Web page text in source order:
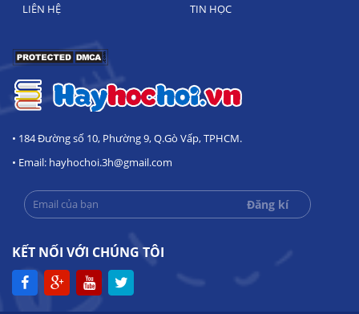
LIÊN HỆ TIN HỌC
• 184 Đường số 10, Phường 9, Q.Gò Vấp, TPHCM.
• Email: hayhochoi.3h@gmail.com
KẾT NỐI VỚI CHÚNG TÔI